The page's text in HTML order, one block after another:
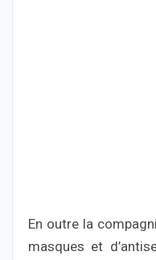
En outre la
masques et